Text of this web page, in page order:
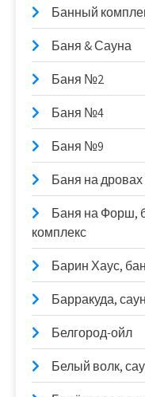
Банный
Баня & Сауна
Баня №2
Баня №4
Баня №9
Баня на
Баня на Форш,
комплекс
Барин Хаус,
Барракуда,
Белгород-ойл
Белый волк,